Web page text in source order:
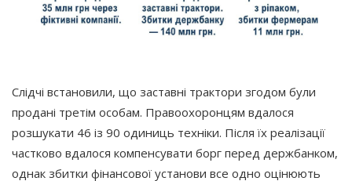
Слідчі встановили, що заставні трактори згодом були
продані третім особам. Правоохоронцям вдалося
розшукати 46 із 90 одиниць техніки. Після їх реалізації
частково вдалося компенсувати борг перед держбанком,
однак збитки фінансової установи все одно оцінюють